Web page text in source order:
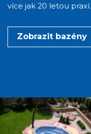
více jak 20 letou praxí.
Zobrazit bazény